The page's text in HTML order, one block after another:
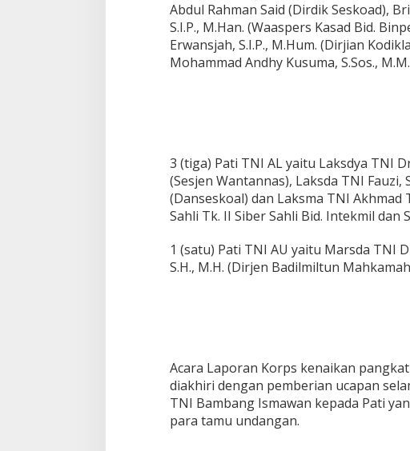
Abdul Rahman Said (Dirdik Seskoad),
S.I.P., M.Han. (Waaspers Kasad Bid.
Erwansjah, S.I.P., M.Hum. (Dirjian
Mohammad Andhy Kusuma, S.Sos.,
3 (tiga) Pati TNI AL yaitu Laksdya TNI
(Sesjen Wantannas), Laksda TNI Fauzi,
(Danseskoal) dan Laksma TNI Akhmad
Sahli Tk. II Siber Sahli Bid. Intekmil dan
1 (satu) Pati TNI AU yaitu Marsda TNI
S.H., M.H. (Dirjen Badilmiltun
Acara Laporan Korps kenaikan
diakhiri dengan pemberian ucapan
TNI Bambang Ismawan kepada Pati
para tamu undangan.